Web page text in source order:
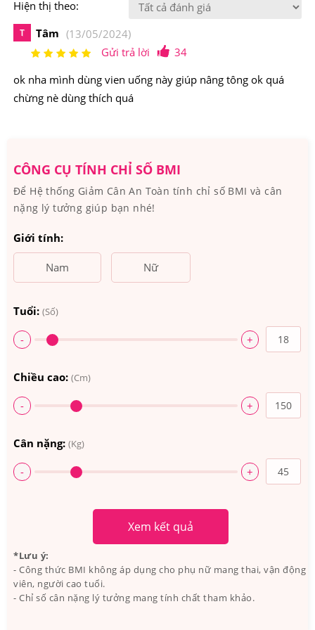
Điểm nổi bật của
Codeage Liposomal Glutathione 1000mg Của Mỹ
Viên Uống Hỗ Trợ Trắng Da Codeage Liposomal
Glutathione 1000mg Của Mỹ hiệu quả vượt trội so với
(Mỹ ) và JP (Nhật Bản).
Mẫu mới và cũ của viên Codeage Liposomal Glutathione
Hiện thị theo:
T Tâm (13/05/2024)
Gửi trả lời
34
ok nha mình dùng vien uống này giúp nâng tông ok quá
chừng nè dùng thích quá
CÔNG CỤ TÍNH CHỈ SỐ BMI
Để Hệ thống Giảm Cân An Toàn tính chỉ số BMI và cân
nặng lý tưởng giúp bạn nhé!
Giới tính:
Nam Nữ
Tuổi: (Số)
- +
Chiều cao: (Cm)
- +
Cân nặng: (Kg)
- +
Xem kết quả
*Lưu ý:
- Công thức BMI không áp dụng cho phụ nữ mang thai, vận động
viên, người cao tuổi.
- Chỉ số cân nặng lý tưởng mang tính chất tham khảo.